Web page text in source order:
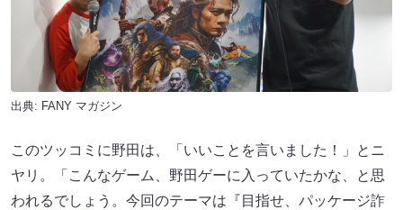
出典: FANY マガジン
このツッコミに野田は、「いいことを言いました！」とニ
ヤリ。「こんなゲーム、野田ゲーに入っていたかな、と思
われるでしょう。今回のテーマは『目指せ、パッケージ詐